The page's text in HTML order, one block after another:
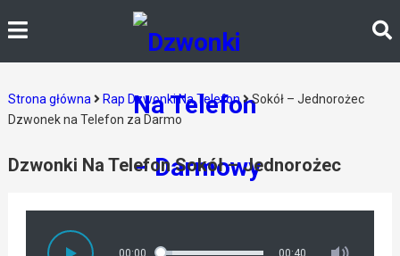
Strona główna Rap Dzwonki Na Telefon
Sokół – Jednorożec
Dzwonek na Telefon za Darmo
Dzwonki Na Telefon Sokół – Jednorożec
00:00 00:40